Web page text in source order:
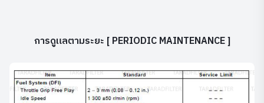
การดูแลตามระยะ [ PERIODIC MAINTENANCE ]